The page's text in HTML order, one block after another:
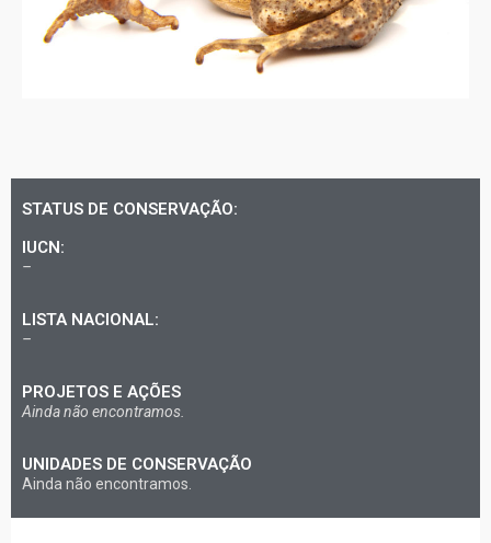
STATUS DE CONSERVAÇÃO:
IUCN:
–
LISTA NACIONAL:
–
PROJETOS E AÇÕES
Ainda não encontramos.
UNIDADES DE CONSERVAÇÃO
Ainda não encontramos.